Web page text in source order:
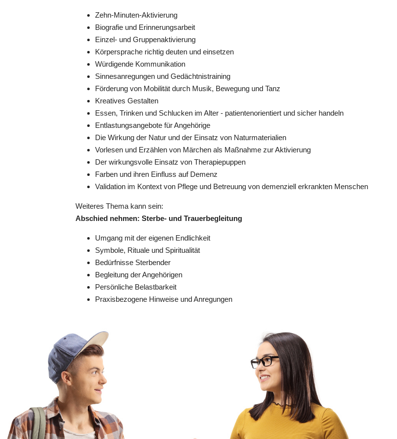
statt.
Dauer:
16 Unterrichtseinheiten (à 45 min)
Dauer: 21.09.2026 - 22.09.2026
Themenschwerpunkte für 2026: Demenz
und Humor sowie Sexualität im Alter
Bitterfeld-Wolfen
Unterricht findet von 08:00 bis 15:00 Uhr
statt.
Dauer:
16 Unterrichtseinheiten (à 45 min)
Hohenstein-Ernstthal 18.08.2027
Dauer:
Menschen
Düfte, Farben und Geräusche
• Würde wahren, Entscheidungen begleiten,
Hohenstein-Ernstthal 02.11.2027
Unterricht findet von 07:30 bis 14:30 Uhr
Zehn-Minuten-Aktivierung
Biografie und Erinnerungsarbeit
Einzel- und Gruppenaktivierung
Körpersprache richtig deuten und einsetzen
Würdigende Kommunikation
Sinnesanregungen und Gedächtnistraining
Förderung von Mobilität durch Musik, Bewegung und Tanz
Kreatives Gestalten
Essen, Trinken und Schlucken im Alter - patientenorientiert und sicher handeln
Entlastungsangebote für Angehörige
Die Wirkung der Natur und der Einsatz von Naturmaterialien
Vorlesen und Erzählen von Märchen als Maßnahme zur Aktivierung
Der wirkungsvolle Einsatz von Therapiepuppen
Farben und ihren Einfluss auf Demenz
Validation im Kontext von Pflege und Betreuung von demenziell erkrankten Menschen
Weiteres Thema kann sein:
Abschied nehmen: Sterbe- und Trauerbegleitung
Umgang mit der eigenen Endlichkeit
Symbole, Rituale und Spiritualität
Bedürfnisse Sterbender
Begleitung der Angehörigen
Persönliche Belastbarkeit
Praxisbezogene Hinweise und Anregungen